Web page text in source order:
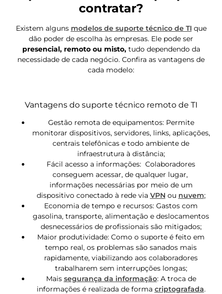
contratar?
Existem alguns modelos de suporte técnico de TIque
dão poder de escolha às empresas. Ele pode ser
presencial, remoto ou misto,tudo dependendo da
necessidade de cada negócio. Confira as vantagens de
cada modelo:
Vantagens do suporte técnico remoto de TI
Gestão remota de equipamentos: Permite
monitorar dispositivos, servidores, links, aplicações,
centrais telefônicas e todo ambiente de
infraestrutura à distância;
Fácil acesso a informações: Colaboradores
conseguem acessar, de qualquer lugar,
informações necessárias por meio de um
dispositivo conectado à rede via VPN ou nuvem;
Economia de tempo e recursos: Gastos com
gasolina, transporte, alimentação e deslocamentos
desnecessários de profissionais são mitigados;
Maior produtividade: Como o suporte é feito em
tempo real, os problemas são sanados mais
rapidamente, viabilizando aos colaboradores
trabalharem sem interrupções longas;
Mais segurança da informação: A troca de
informações é realizada de forma criptografada.